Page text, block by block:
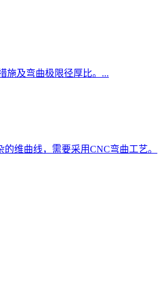
施及弯曲极限径厚比。...
维曲线，需要采用CNC弯曲工艺。